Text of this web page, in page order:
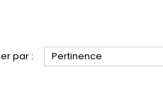
par : Pertinence